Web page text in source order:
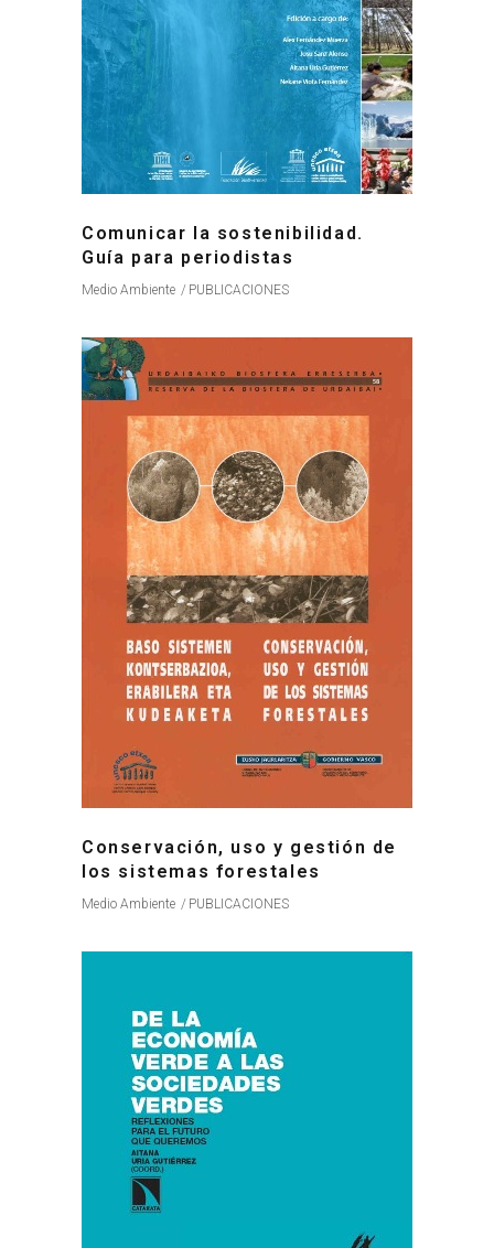
Comunicar la sostenibilidad.
Guía para periodistas
Medio Ambiente PUBLICACIONES
Conservación, uso y gestión de
los sistemas forestales
Medio Ambiente PUBLICACIONES